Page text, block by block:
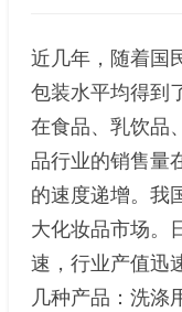
近几年，随着国
包装水平均得到
在食品、乳饮品
品行业的销售量
的速度递增。我
大化妆品市场。
速，行业产值迅
几种产品：洗涤